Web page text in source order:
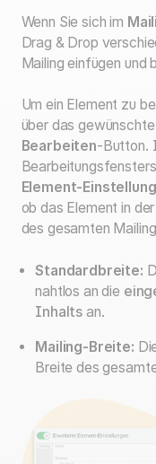
Wenn Sie sich im
Drag & Drop
Mailing einfügen und
Um ein Element zu
über das
Bearbeiten-Button.
Element-
ob das Element in
des gesamten
Standardbreite:
nahtlos an die
Inhalts an.
Mailing-Breite:
Breite des